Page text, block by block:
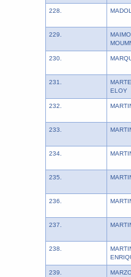
228.
229.
230.
231.
232.
233.
234.
235.
236.
237.
238.
239.